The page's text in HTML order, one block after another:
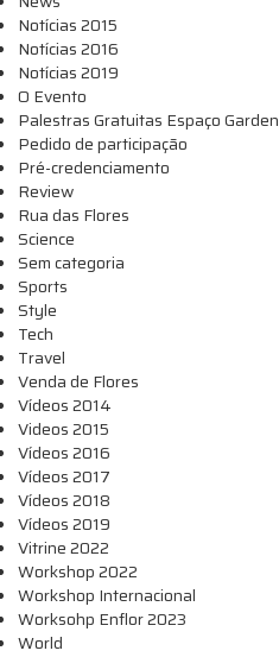
Notícias 2015
Notícias 2016
Notícias 2019
O Evento
Palestras Gratuitas Espaço Garden
Pedido de participação
Pré-credenciamento
Review
Rua das Flores
Science
Sem categoria
Sports
Style
Tech
Travel
Venda de Flores
Vídeos 2014
Videos 2015
Vídeos 2016
Vídeos 2017
Vídeos 2018
Vídeos 2019
Vitrine 2022
Workshop 2022
Workshop Internacional
Worksohp Enflor 2023
World